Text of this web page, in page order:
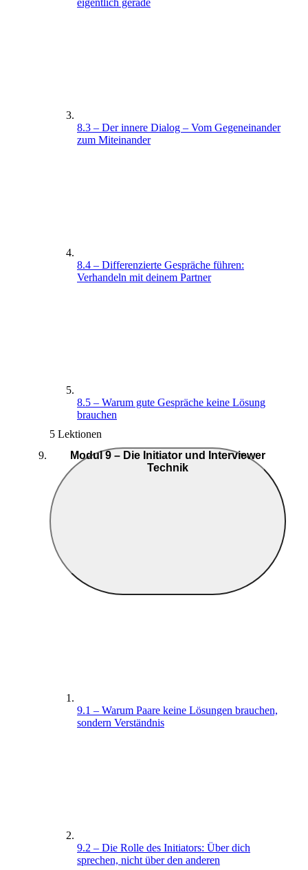
eigentlich gerade
8.3 – Der innere Dialog – Vom Gegeneinander
zum Miteinander
8.4 – Differenzierte Gespräche führen:
Verhandeln mit deinem Partner
8.5 – Warum gute Gespräche keine Lösung
brauchen
5 Lektionen
Modul 9 – Die Initiator und Interviewer
Technik
9.1 – Warum Paare keine Lösungen brauchen,
sondern Verständnis
9.2 – Die Rolle des Initiators: Über dich
sprechen, nicht über den anderen